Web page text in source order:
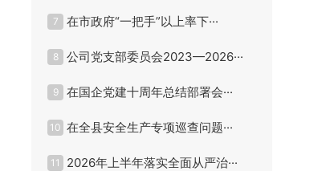
7 在市政府“一把手”以上率下···
8 公司党支部委员会2023—2026···
9 在国企党建十周年总结部署会···
10 在全县安全生产专项巡查问题···
11 2026年上半年落实全面从严治···